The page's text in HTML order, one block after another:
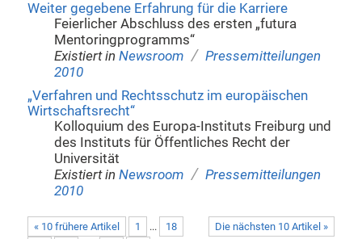
Weiter gegebene Erfahrung für die Karriere
Feierlicher Abschluss des ersten „futura
Mentoringprogramms“
Existiert in Newsroom / Pressemitteilungen
2010
„Verfahren und Rechtsschutz im europäischen
Wirtschaftsrecht“
Kolloquium des Europa-Instituts Freiburg und
des Instituts für Öffentliches Recht der
Universität
Existiert in Newsroom / Pressemitteilungen
2010
« 10 frühere Artikel Die nächsten 10 Artikel »
1 ...
18